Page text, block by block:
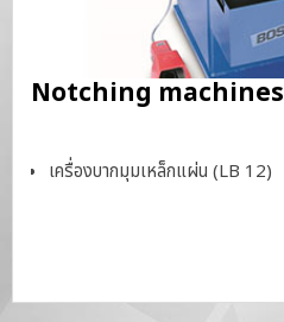
Notching machines
เครื่องบากมุมเหล็กแผ่น (LB 12)